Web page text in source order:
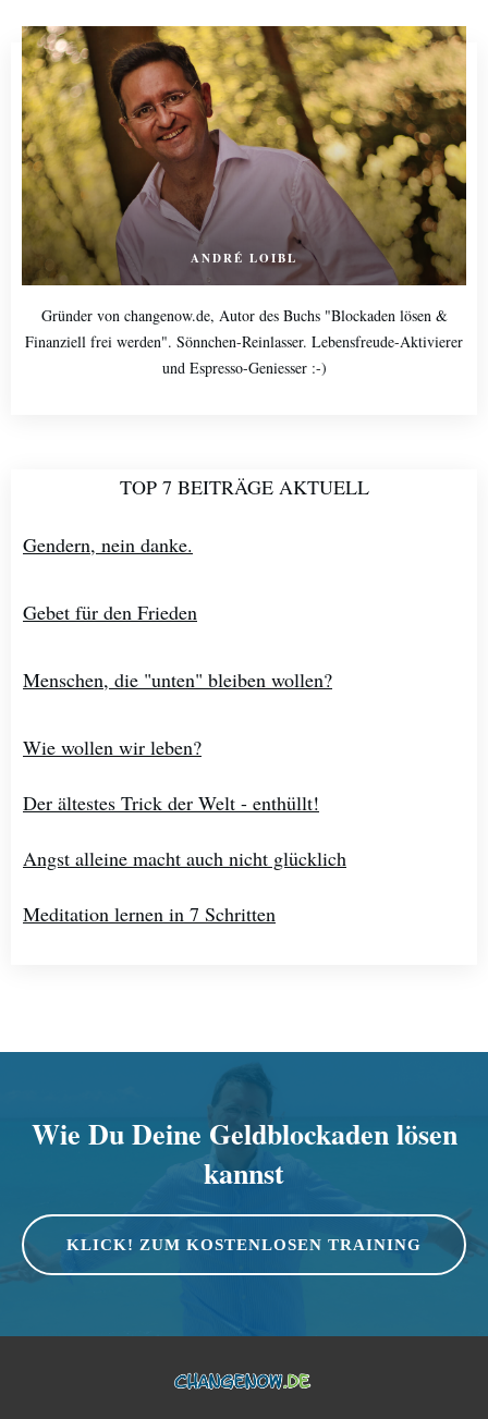
ANDRÉ LOIBL
Gründer von changenow.de, Autor des Buchs "Blockaden lösen &
Finanziell frei werden". Sönnchen-Reinlasser. Lebensfreude-Aktivierer
und Espresso-Geniesser :-)
TOP 7 BEITRÄGE AKTUELL
Gendern, nein danke.
Gebet für den Frieden
Menschen, die "unten" bleiben wollen?
Wie wollen wir leben?
Der ältestes Trick der Welt - enthüllt!
Angst alleine macht auch nicht glücklich
Meditation lernen in 7 Schritten
Wie Du Deine Geldblockaden lösen
kannst
KLICK! ZUM KOSTENLOSEN TRAINING